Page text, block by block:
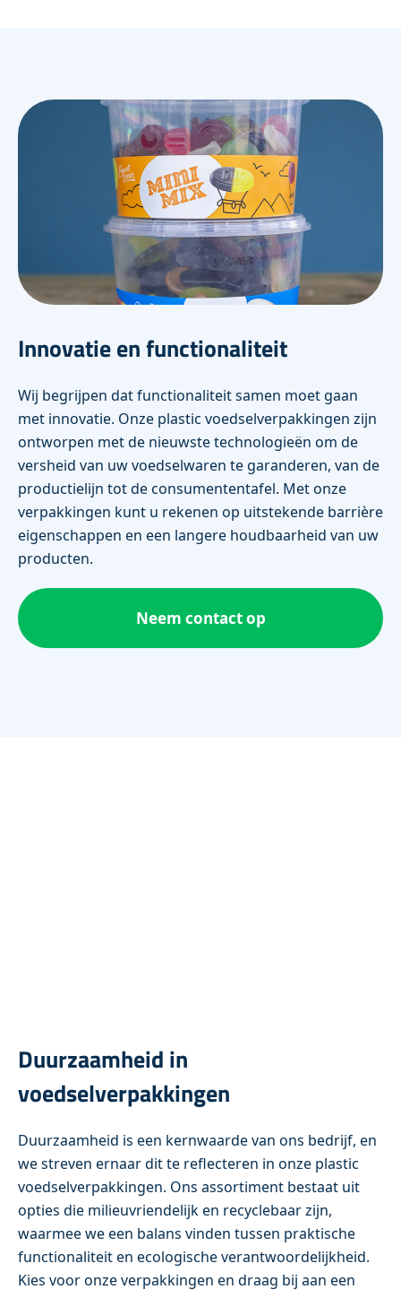
Innovatie en functionaliteit
Wij begrijpen dat functionaliteit samen moet gaan
met innovatie. Onze plastic voedselverpakkingen zijn
ontworpen met de nieuwste technologieën om de
versheid van uw voedselwaren te garanderen, van de
productielijn tot de consumententafel. Met onze
verpakkingen kunt u rekenen op uitstekende barrière
eigenschappen en een langere houdbaarheid van uw
producten.
Neem contact op
Duurzaamheid in
voedselverpakkingen
Duurzaamheid is een kernwaarde van ons bedrijf, en
we streven ernaar dit te reflecteren in onze plastic
voedselverpakkingen. Ons assortiment bestaat uit
opties die milieuvriendelijk en recyclebaar zijn,
waarmee we een balans vinden tussen praktische
functionaliteit en ecologische verantwoordelijkheid.
Kies voor onze verpakkingen en draag bij aan een